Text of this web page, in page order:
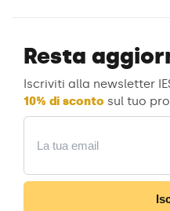
Resta
Iscriviti alla newsletter
10% di sconto sul tuo
Email